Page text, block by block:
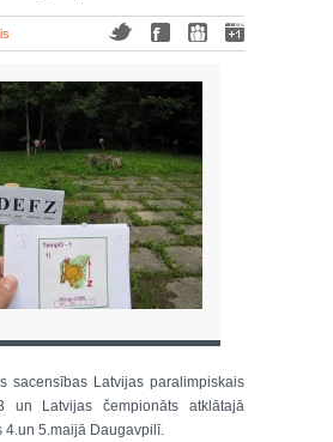
sacensības Latvijas paralimpiskais
un Latvijas čempionāts atklātajā
4.un 5.maijā Daugavpilī.